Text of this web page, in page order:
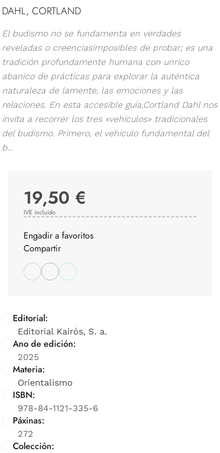
DAHL, CORTLAND
El budismo no se fundamenta en verdades
reveladas o creenciasimposibles de probar; es una
tradición profundamente humana con unrico
abanico de prácticas para explorar la auténtica
naturaleza de lamente, las emociones y las
relaciones. En esta accesible guía,Cortland Dahl nos
invita a recorrer los tres «vehículos» tradicionales
del budismo. Primero, el vehículo fundamental del
b...
Editorial:
Editorial Kairós, S. a.
Ano de edición:
2025
Materia:
Orientalismo
ISBN:
978-84-1121-335-6
Páxinas:
272
Colección:
19,50 €
IVE incluído
Engadir a favoritos
Compartir